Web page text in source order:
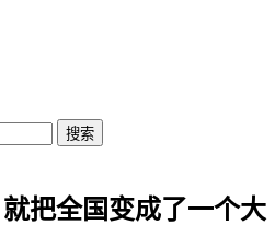
把全国变成了一个大